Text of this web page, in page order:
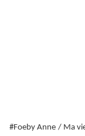
#Foeby Anne / Ma